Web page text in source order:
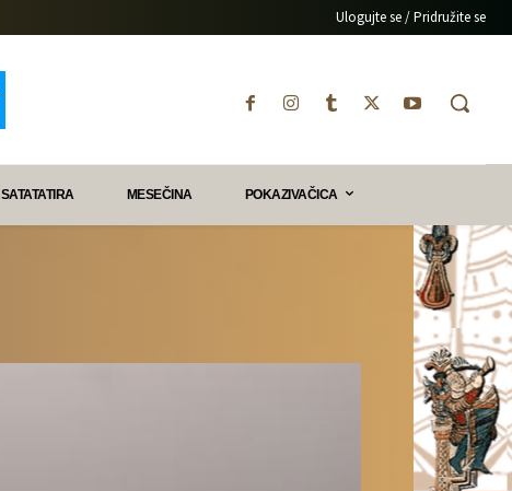
Ulogujte se / Pridružite se
SATATATIRA MESEČINA POKAZIVAČICA